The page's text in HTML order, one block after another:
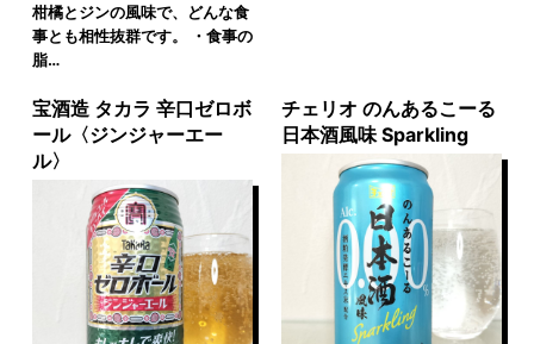
柑橘とジンの風味で、どんな食
事とも相性抜群です。 ・食事の
脂…
宝酒造 タカラ 辛口ゼロボ
ール〈ジンジャーエー
ル〉
チェリオ のんあるこーる
日本酒風味 Sparkling